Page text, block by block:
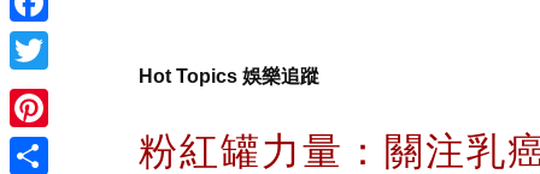
Facebook
Twitter
Pinterest
Hot Topics 娛樂追蹤
粉紅罐力量：關注乳